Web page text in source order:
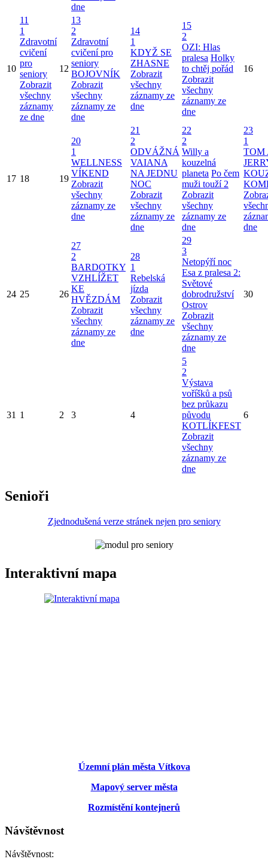
dne
10
11
1
Zdravotní
cvičení
pro
seniory
Zobrazit
všechny
záznamy
ze dne
12
13
2
Zdravotní
cvičení pro
seniory
BOJOVNÍK
Zobrazit
všechny
záznamy ze
dne
14
1
KDYŽ SE
ZHASNE
Zobrazit
všechny
záznamy ze
dne
15
2
OZI: Hlas
pralesa Holky
to chtěj pořád
Zobrazit
všechny
záznamy ze
dne
16
17 18 19
20
1
WELLNESS
VÍKEND
Zobrazit
všechny
záznamy ze
dne
21
2
ODVÁŽNÁ
VAIANA
NA JEDNU
NOC
Zobrazit
všechny
záznamy ze
dne
22
2
Willy a
kouzelná
planeta Po čem
muži touží 2
Zobrazit
všechny
záznamy ze
dne
23
1
TOM
dne
24 25 26
27
2
BARDOTKY
VZHLÍŽET
KE
HVĚZDÁM
Zobrazit
všechny
záznamy ze
dne
28
1
Rebelská
jízda
Zobrazit
všechny
záznamy ze
dne
29
3
Netopýří noc
Esa z pralesa 2:
Světové
dobrodružství
Ostrov
Zobrazit
všechny
záznamy ze
dne
30
31 1 2 3 4
5
2
Výstava
voříšků a psů
bez průkazu
původu
KOTLÍKFEST
Zobrazit
všechny
záznamy ze
dne
6
Senioři
Zjednodušená verze stránek nejen pro seniory
Interaktivní mapa
Územní plán města Vítkova
Mapový server města
Rozmístění kontejnerů
Návštěvnost
Návštěvnost: